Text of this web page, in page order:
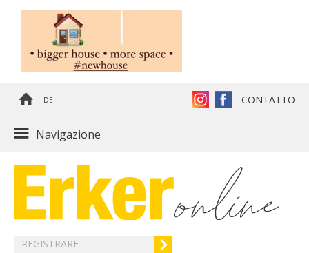
DE CONTATTO
Navigazione
REGISTRARE